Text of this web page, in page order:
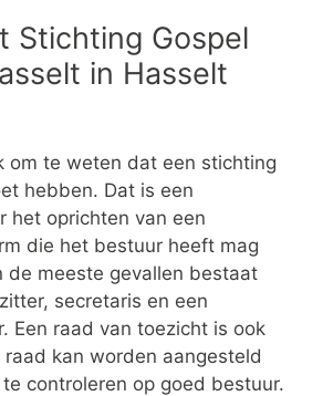
Stichting Gospel
in Hasselt
om te weten dat een stichting
hebben. Dat is een
het oprichten van een
die het bestuur heeft mag
de meeste gevallen bestaat
secretaris en een
Een raad van toezicht is ook
raad kan worden aangesteld
controleren op goed bestuur.